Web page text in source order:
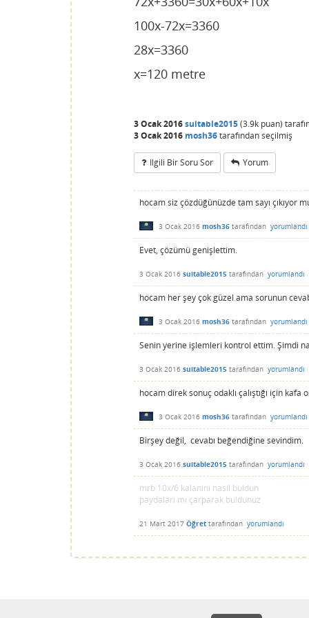
100x-72x=3360
28x=3360
x=120 metre
3 Ocak 2016suitable2015(3.9k puan)
3 Ocak 2016 mosh36tarafındanseçilmiş
Ilgili Bir Soru Sor Yorum
hocam siz çözdüğünüzde tam sayı çıkıyor
3 Ocak 2016 mosh36 tarafından yorumlandı
Evet, çözümü genişlettim.
3 Ocak 2016 suitable2015 tarafından yorumlandı
hocam her şey çok güzel ama sorunun
3 Ocak 2016 mosh36 tarafından yorumlandı
Senin yerine işlemleri kontrol ettim. Şimdi
3 Ocak 2016 suitable2015 tarafından yorumlandı
hocam direk sonuç odaklı çalıştığı için
3 Ocak 2016 mosh36 tarafından yorumlandı
Birşey değil, cevabı beğendiğine sevindim.
3 Ocak 2016 suitable2015 tarafından yorumlandı
mrb 10x/6 kalanını nasıl buldun
paydaları mı çarparak buldunuz
21 Mart 2017 Öğret tarafından yorumlandı